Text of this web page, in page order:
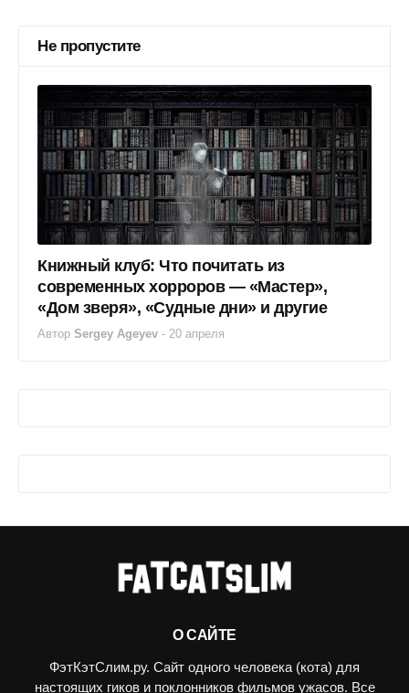
Не пропустите
Книжный клуб: Что почитать из
современных хорроров — «Мастер»,
«Дом зверя», «Судные дни» и другие
Автор Sergey Ageyev - 20 апреля
О САЙТЕ
ФэтКэтСлим.ру. Сайт одного человека (кота) для
настоящих гиков и поклонников фильмов ужасов. Все